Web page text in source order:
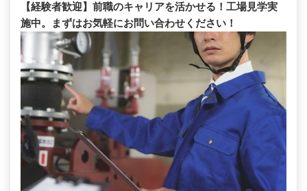
【経験者歓迎】前職のキャリアを活かせる！工場見学実
施中。まずはお気軽にお問い合わせください！